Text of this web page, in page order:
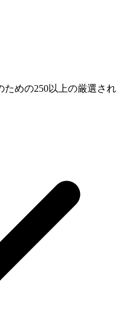
めの250以上の厳選され